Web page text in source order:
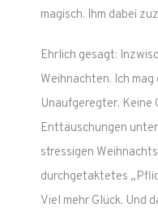
magisch. Ihm dabei
Ehrlich gesagt:
Weihnachten. Ich
Unaufgeregter. Keine
Enttäuschungen
stressigen
durchgetaktetes
Viel mehr Glück. Und